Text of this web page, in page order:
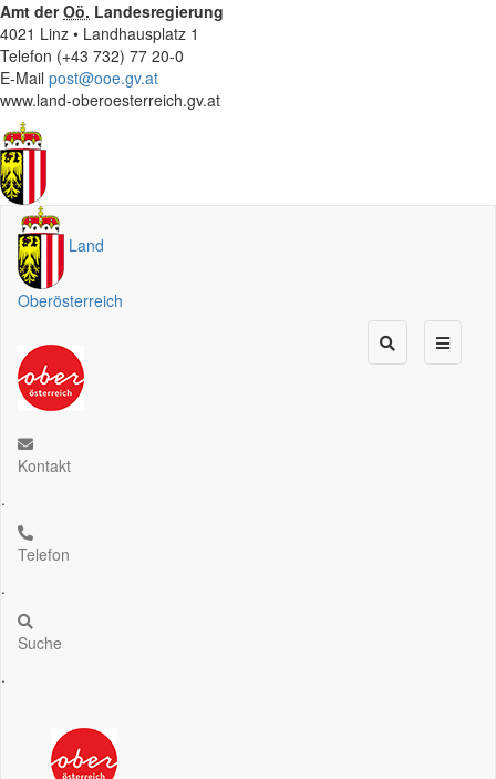
Amt derOö. Landesregierung
4021 Linz • Landhausplatz 1
Telefon (+43 732) 77 20-0
E-Mail post@ooe.gv.at
www.land-oberoesterreich.gv.at
Land
Oberösterreich
Kontakt
.
Telefon
.
Suche
.